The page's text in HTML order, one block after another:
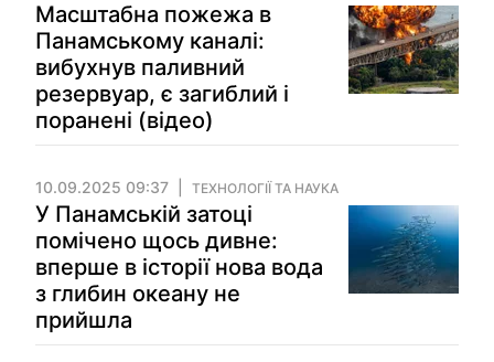
Масштабна пожежа в
Панамському каналі:
вибухнув паливний
резервуар, є загиблий і
поранені (відео)
10.09.2025 09:37 ТЕХНОЛОГІЇ ТА НАУКА
У Панамській затоці
помічено щось дивне:
вперше в історії нова вода
з глибин океану не
прийшла